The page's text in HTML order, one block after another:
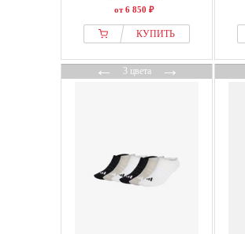
от 6 850 ₽
КУПИТЬ
←3 цвета→